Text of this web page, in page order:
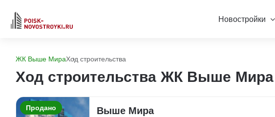
Новостройки
ЖК Выше МираХод строительства
Ход строительства ЖК Выше Мира
Продано Выше Мира